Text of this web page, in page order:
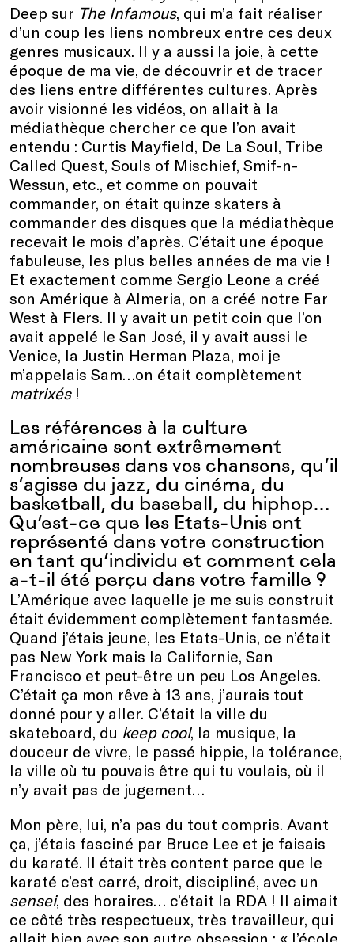
Deep sur The Infamous, qui m’a fait réaliser
d’un coup les liens nombreux entre ces deux
genres musicaux. Il y a aussi la joie, à cette
époque de ma vie, de découvrir et de tracer
des liens entre différentes cultures. Après
avoir visionné les vidéos, on allait à la
médiathèque chercher ce que l’on avait
entendu : Curtis Mayfield, De La Soul, Tribe
Called Quest, Souls of Mischief, Smif-n-
Wessun, etc., et comme on pouvait
commander, on était quinze skaters à
commander des disques que la médiathèque
recevait le mois d’après. C’était une époque
fabuleuse, les plus belles années de ma vie !
Et exactement comme Sergio Leone a créé
son Amérique à Almeria, on a créé notre Far
West à Flers. Il y avait un petit coin que l’on
avait appelé le San José, il y avait aussi le
Venice, la Justin Herman Plaza, moi je
m’appelais Sam…on était complètement
matrixés!
Les références à la culture
américaine sont extrêmement
nombreuses dans vos chansons, qu’il
s’agisse du jazz, du cinéma, du
basketball, du baseball, du hiphop…
Qu’est-ce que les Etats-Unis ont
représenté dans votre construction
en tant qu’individu et comment cela
a-t-il été perçu dans votre famille ?
L’Amérique avec laquelle je me suis construit
était évidemment complètement fantasmée.
Quand j’étais jeune, les Etats-Unis, ce n’était
pas New York mais la Californie, San
Francisco et peut-être un peu Los Angeles.
C’était ça mon rêve à 13 ans, j’aurais tout
donné pour y aller. C’était la ville du
skateboard, du keep cool, la musique, la
douceur de vivre, le passé hippie, la tolérance,
la ville où tu pouvais être qui tu voulais, où il
n’y avait pas de jugement…
Mon père, lui, n’a pas du tout compris. Avant
ça, j’étais fasciné par Bruce Lee et je faisais
du karaté. Il était très content parce que le
karaté c’est carré, droit, discipliné, avec un
sensei, des horaires… c’était la RDA ! Il aimait
ce côté très respectueux, très travailleur, qui
allait bien avec son autre obsession : « l’école,